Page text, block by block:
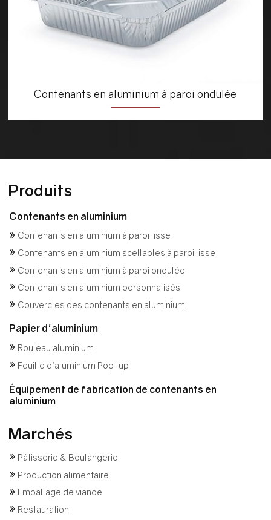
Contenants en aluminium à paroi ondulée
Produits
Contenants en aluminium
Contenants en aluminium à paroi lisse
Contenants en aluminium scellables à paroi lisse
Contenants en aluminium à paroi ondulée
Contenants en aluminium personnalisés
Couvercles des contenants en aluminium
Papier d'aluminium
Rouleau aluminium
Feuille d'aluminium Pop-up
Équipement de fabrication de contenants en
aluminium
Marchés
Pâtisserie & Boulangerie
Production alimentaire
Emballage de viande
Restauration